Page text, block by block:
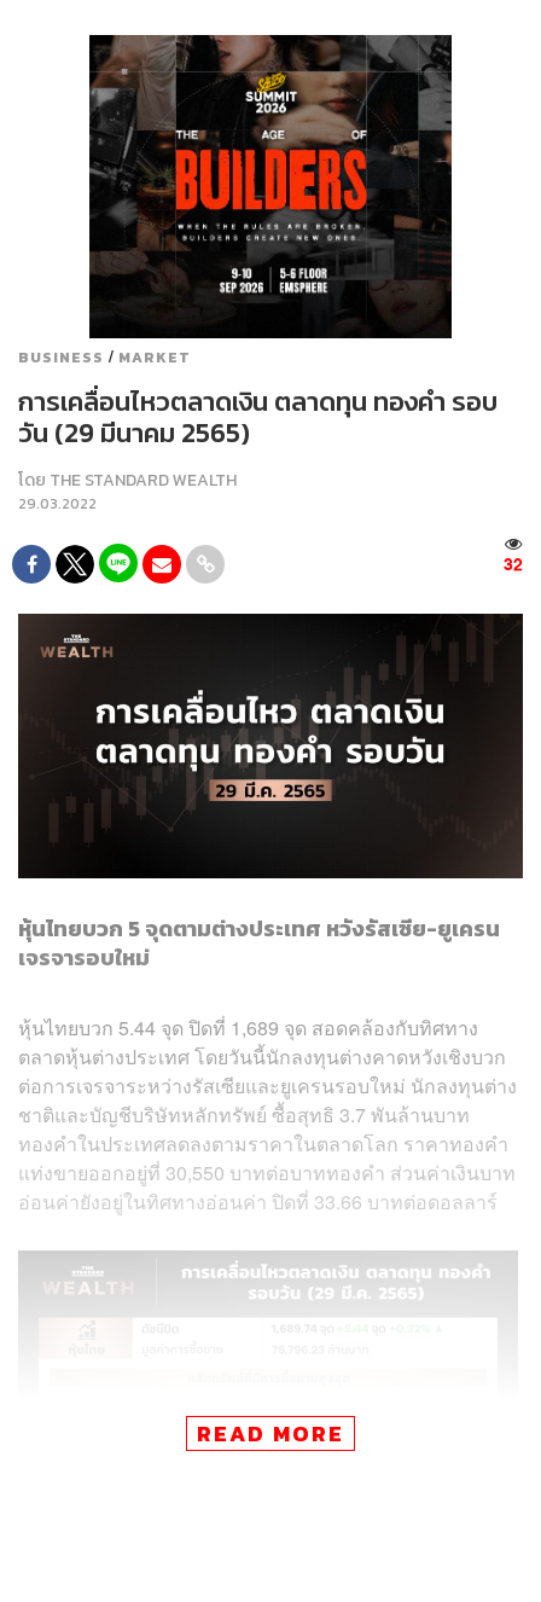
BUSINESS / MARKET
การเคลื่อนไหวตลาดเงิน ตลาดทุน ทองคำ รอบ
วัน (29 มีนาคม 2565)
โดย THE STANDARD WEALTH
29.03.2022
32
หุ้นไทยบวก 5 จุดตามต่างประเทศ หวังรัสเซีย-ยูเครน
เจรจารอบใหม่
หุ้นไทยบวก 5.44 จุด ปิดที่ 1,689 จุด สอดคล้องกับทิศทาง
ตลาดหุ้นต่างประเทศ โดยวันนี้นักลงทุนต่างคาดหวังเชิงบวก
ต่อการเจรจาระหว่างรัสเซียและยูเครนรอบใหม่ นักลงทุนต่าง
ชาติและบัญชีบริษัทหลักทรัพย์ ซื้อสุทธิ 3.7 พันล้านบาท
ทองคำในประเทศลดลงตามราคาในตลาดโลก ราคาทองคำ
แท่งขายออกอยู่ที่ 30,550 บาทต่อบาททองคำ ส่วนค่าเงินบาท
อ่อนค่ายังอยู่ในทิศทางอ่อนค่า ปิดที่ 33.66 บาทต่อดอลลาร์
READ MORE